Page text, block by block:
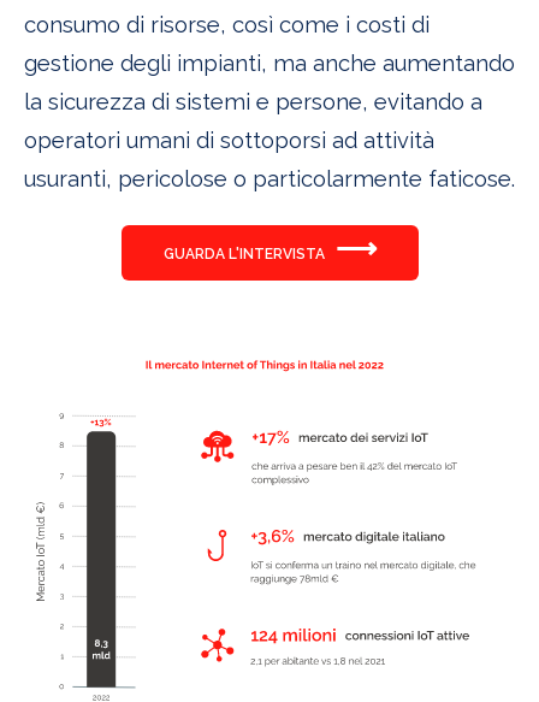
consumo di risorse, così come i costi di
gestione degli impianti, ma anche aumentando
la sicurezza di sistemi e persone, evitando a
operatori umani di sottoporsi ad attività
usuranti, pericolose o particolarmente faticose.
GUARDA L'INTERVISTA ⟶